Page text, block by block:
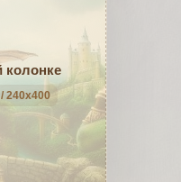
колонке
240x400